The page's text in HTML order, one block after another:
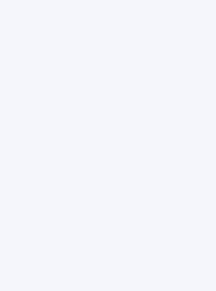
visiteurs de votre site en clients.
plus : sans stratégie
votre site sans action.
leurs pages, leurs parcours